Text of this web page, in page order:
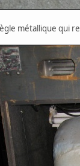
métallique qui